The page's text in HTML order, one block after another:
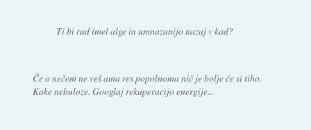
Ti bi rad imel alge in umnazanijo nazaj v kad?
Če o nečem ne veš ama res popolnoma nič je bolje če si tiho.
Kake nebuloze. Googlaj rekuperacijo energije...